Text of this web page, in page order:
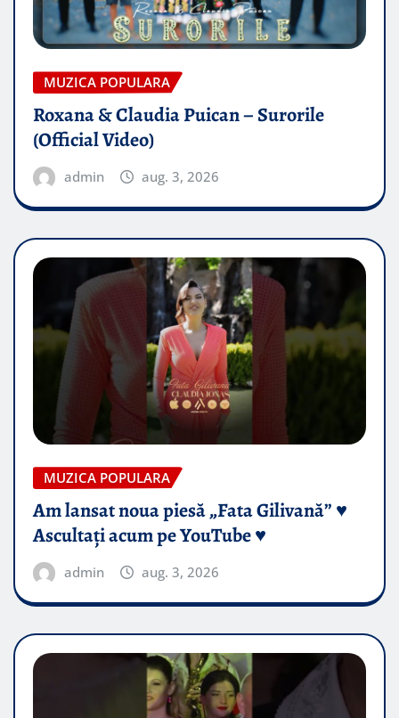
MUZICA POPULARA
Roxana & Claudia Puican – Surorile
(Official Video)
admin aug. 3, 2026
MUZICA POPULARA
Am lansat noua piesă „Fata Gilivană” ♥️
Ascultați acum pe YouTube ♥️
admin aug. 3, 2026